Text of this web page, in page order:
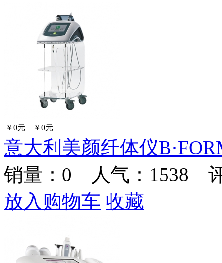
￥0元 ￥0元
意大利美颜纤体仪
销量： 0 人气：1538
放入购物车 收藏